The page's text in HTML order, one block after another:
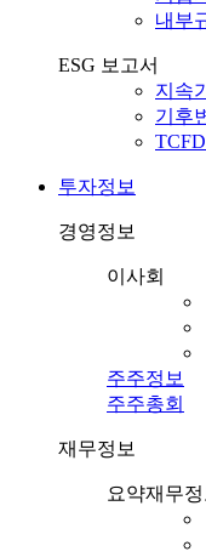
내부
ESG 보고서
지속
기후
투자정보
경영정보
이사회
주주정보
주주총회
재무정보
요약재무